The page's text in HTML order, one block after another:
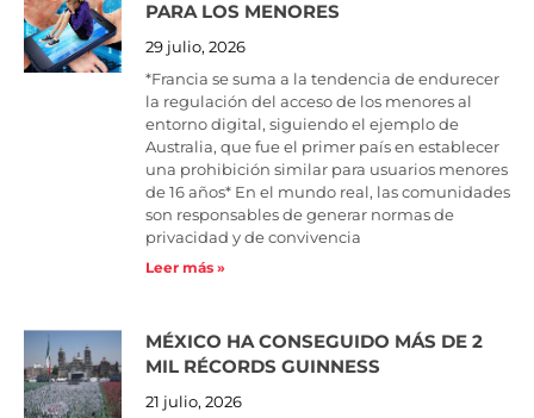
PARA LOS MENORES
29 julio, 2026
*Francia se suma a la tendencia de endurecer
la regulación del acceso de los menores al
entorno digital, siguiendo el ejemplo de
Australia, que fue el primer país en establecer
una prohibición similar para usuarios menores
de 16 años* En el mundo real, las comunidades
son responsables de generar normas de
privacidad y de convivencia
Leer más »
MÉXICO HA CONSEGUIDO MÁS DE 2
MIL RÉCORDS GUINNESS
21 julio, 2026